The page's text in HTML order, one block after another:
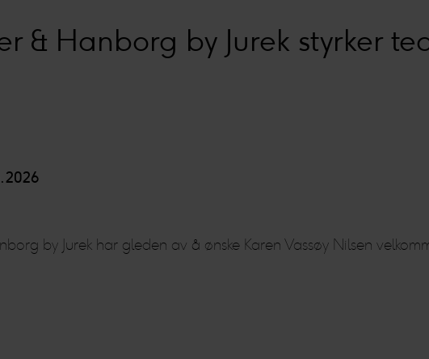
& Hanborg by Jurek styrker
by Jurek har gleden av å ønske Karen Vassøy Nilsen